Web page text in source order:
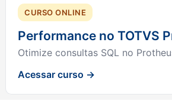
CURSO ONLINE
Performance no TOTVS
Otimize consultas SQL no
Acessar curso →